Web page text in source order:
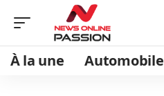
À la une Automobile